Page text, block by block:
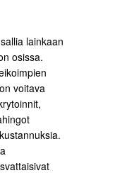
lainkaan
osissa.
voitava